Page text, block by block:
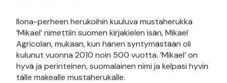
Ilona-perheen herukoihin kuuluva mustaherukka
’Mikael’ nimettiin suomen kirjakielen isän, Mikael
Agricolan, mukaan, kun hänen syntymästään oli
kulunut vuonna 2010 noin 500 vuotta. ’Mikael’ on
hyvä ja perinteinen, suomalainen nimi ja kelpasi hyvin
tälle makealle mustaherukalle.